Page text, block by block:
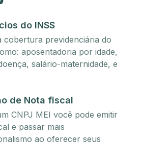
do INSS
cobertura previdenciária do
aposentadoria por idade,
salário-maternidade, e
de Nota fiscal
CNPJ MEI você pode emitir
e passar mais
ao oferecer seus